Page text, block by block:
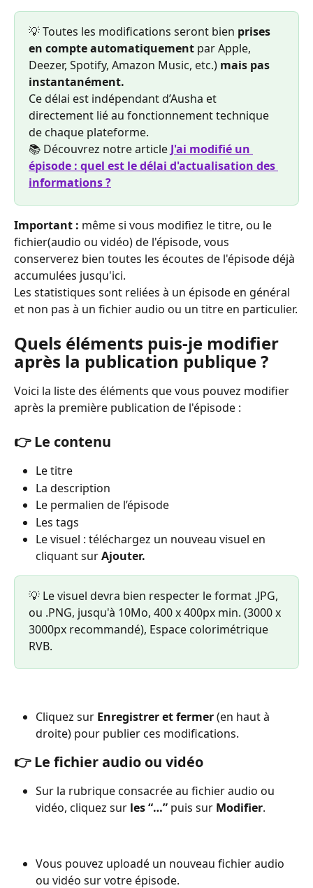
💡 Toutes les modifications seront bien prises
en compte automatiquement par Apple,
Deezer, Spotify, Amazon Music, etc.) mais pas
instantanément.
Ce délai est indépendant d’Ausha et
directement lié au fonctionnement technique
de chaque plateforme.
📚 Découvrez notre article J'ai modifié un
épisode : quel est le délai d'actualisation des
informations ?
Important : même si vous modifiez le titre, ou le
fichier(audio ou vidéo) de l'épisode, vous
conserverez bien toutes les écoutes de l'épisode déjà
accumulées jusqu'ici.
Les statistiques sont reliées à un épisode en général
et non pas à un fichier audio ou un titre en particulier.
Quels éléments puis-je modifier
après la publication publique ?
Voici la liste des éléments que vous pouvez modifier
après la première publication de l'épisode :
👉 Le contenu
Le titre
La description
Le permalien de l’épisode
Les tags
Le visuel : téléchargez un nouveau visuel en
cliquant sur Ajouter.
💡 Le visuel devra bien respecter le format .JPG,
ou .PNG, jusqu'à 10Mo, 400 x 400px min. (3000 x
3000px recommandé), Espace colorimétrique
RVB.
Cliquez sur Enregistrer et fermer (en haut à
droite) pour publier ces modifications.
👉 Le fichier audio ou vidéo
Sur la rubrique consacrée au fichier audio ou
vidéo, cliquez sur les “…” puis sur Modifier.
Vous pouvez uploadé un nouveau fichier audio
ou vidéo sur votre épisode.